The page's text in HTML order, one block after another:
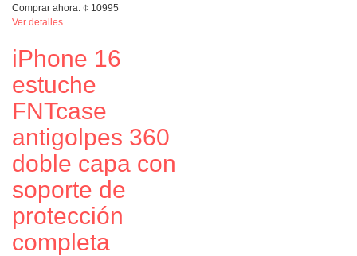
Comprar ahora: ¢ 10995
Ver detalles
iPhone 16
estuche
FNTcase
antigolpes 360
doble capa con
soporte de
protección
completa